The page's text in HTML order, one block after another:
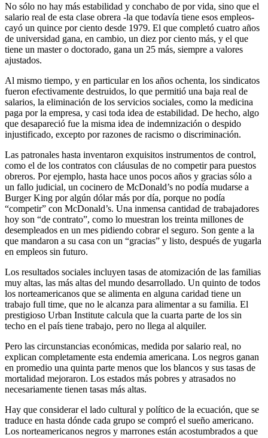
No sólo no hay más estabilidad y conchabo de por vida, sino que el
salario real de esta clase obrera -la que todavía tiene esos empleos-
cayó un quince por ciento desde 1979. El que completó cuatro años
de universidad gana, en cambio, un diez por ciento más, y el que
tiene un master o doctorado, gana un 25 más, siempre a valores
ajustados.
Al mismo tiempo, y en particular en los años ochenta, los sindicatos
fueron efectivamente destruidos, lo que permitió una baja real de
salarios, la eliminación de los servicios sociales, como la medicina
paga por la empresa, y casi toda idea de estabilidad. De hecho, algo
que desapareció fue la misma idea de indemnización o despido
injustificado, excepto por razones de racismo o discriminación.
Las patronales hasta inventaron exquisitos instrumentos de control,
como el de los contratos con cláusulas de no competir para puestos
obreros. Por ejemplo, hasta hace unos pocos años y gracias sólo a
un fallo judicial, un cocinero de McDonald’s no podía mudarse a
Burger King por algún dólar más por día, porque no podía
“competir” con McDonald’s. Una inmensa cantidad de trabajadores
hoy son “de contrato”, como lo muestran los treinta millones de
desempleados en un mes pidiendo cobrar el seguro. Son gente a la
que mandaron a su casa con un “gracias” y listo, después de yugarla
en empleos sin futuro.
Los resultados sociales incluyen tasas de atomización de las familias
muy altas, las más altas del mundo desarrollado. Un quinto de todos
los norteamericanos que se alimenta en alguna caridad tiene un
trabajo full time, que no le alcanza para alimentar a su familia. El
prestigioso Urban Institute calcula que la cuarta parte de los sin
techo en el país tiene trabajo, pero no llega al alquiler.
Pero las circunstancias económicas, medida por salario real, no
explican completamente esta endemia americana. Los negros ganan
en promedio una quinta parte menos que los blancos y sus tasas de
mortalidad mejoraron. Los estados más pobres y atrasados no
necesariamente tienen tasas más altas.
Hay que considerar el lado cultural y político de la ecuación, que se
traduce en hasta dónde cada grupo se compró el sueño americano.
Los norteamericanos negros y marrones están acostumbrados a que